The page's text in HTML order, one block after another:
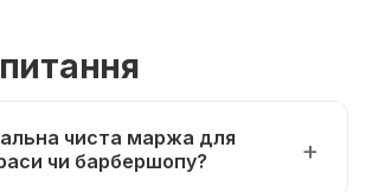
чиста маржа для
чи барбершопу?